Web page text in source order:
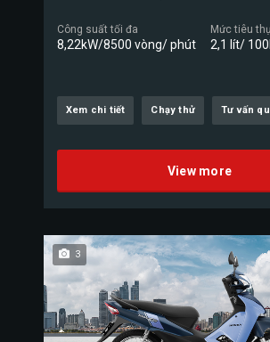
Công suất tối đa
8,22kW/8500 vòng/ phút
Mức tiêu
2,1 lít/
Xem chi tiết Chạy thử Tư vấn
View more
3